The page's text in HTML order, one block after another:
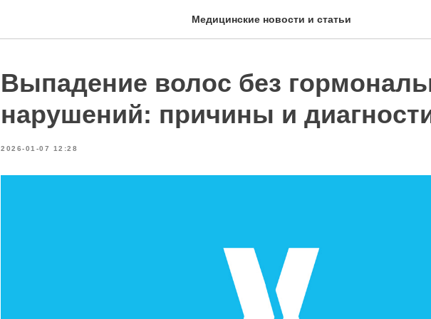
Медицинские новости и статьи
Выпадение волос без
нарушений: причины и
2026-01-07 12:28